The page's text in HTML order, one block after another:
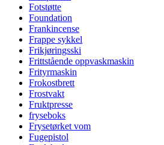
Fotstøtte
Foundation
Frankincense
Frappe sykkel
Frikjøringsski
Frittstående oppvaskmaskin
Frityrmaskin
Frokostbrett
Frostvakt
Fruktpresse
fryseboks
Frysetørket vom
Fugepistol